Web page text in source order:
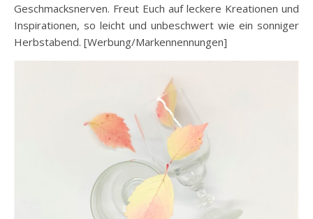
Geschmacksnerven. Freut Euch auf leckere Kreationen und
Inspirationen, so leicht und unbeschwert wie ein sonniger
Herbstabend. [Werbung/Markennennungen]